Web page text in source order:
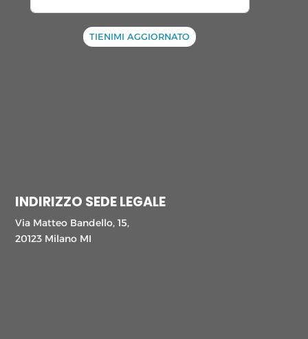
TIENIMI AGGIORNATO
INDIRIZZO SEDE LEGALE
Via Matteo Bandello, 15,
20123 Milano MI